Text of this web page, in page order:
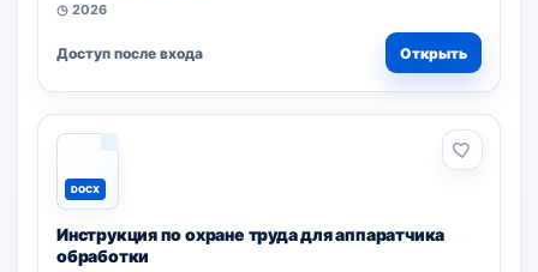
◷ 2026
Доступ после входа Открыть
DOCX
Инструкция по охране труда для аппаратчика
обработки